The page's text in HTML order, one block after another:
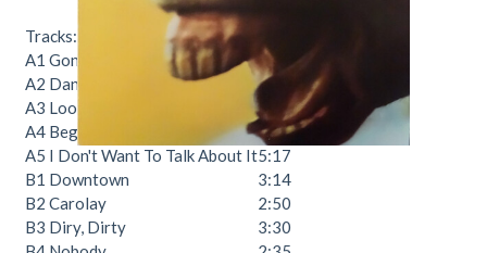
Tracks:
A1 Gone Dead Train
4:08
A2 Dance, Dance, Dance
2:10
A3 Look At All The Things
3:30
A4 Beggars Day
4:20
A5 I Don't Want To Talk About It5:17
B1 Downtown
3:14
B2 Carolay
2:50
B3 Diry, Dirty
3:30